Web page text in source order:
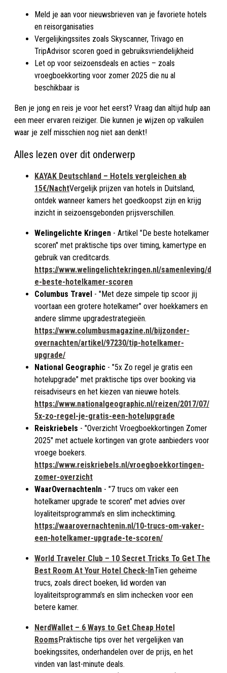
Meld je aan voor nieuwsbrieven van je favoriete hotels
en reisorganisaties
Vergelijkingssites zoals Skyscanner, Trivago en
TripAdvisor scoren goed in gebruiksvriendelijkheid
Let op voor seizoensdeals en acties – zoals
vroegboekkorting voor zomer 2025 die nu al
beschikbaar is
Ben je jong en reis je voor het eerst? Vraag dan altijd hulp aan
een meer ervaren reiziger. Die kunnen je wijzen op valkuilen
waar je zelf misschien nog niet aan denkt!
Alles lezen over dit onderwerp
KAYAK Deutschland – Hotels vergleichen ab
15€/NachtVergelijk prijzen van hotels in Duitsland,
ontdek wanneer kamers het goedkoopst zijn en krijg
inzicht in seizoensgebonden prijsverschillen.
Welingelichte Kringen - Artikel "De beste hotelkamer
scoren" met praktische tips over timing, kamertype en
gebruik van creditcards.
https://www.welingelichtekringen.nl/samenleving/d
e-beste-hotelkamer-scoren
Columbus Travel - "Met deze simpele tip scoor jij
voortaan een grotere hotelkamer" over hoekkamers en
andere slimme upgradestrategieën.
https://www.columbusmagazine.nl/bijzonder-
overnachten/artikel/97230/tip-hotelkamer-
upgrade/
National Geographic - "5x Zo regel je gratis een
hotelupgrade" met praktische tips over booking via
reisadviseurs en het kiezen van nieuwe hotels.
https://www.nationalgeographic.nl/reizen/2017/07/
5x-zo-regel-je-gratis-een-hotelupgrade
Reiskriebels - "Overzicht Vroegboekkortingen Zomer
2025" met actuele kortingen van grote aanbieders voor
vroege boekers.
https://www.reiskriebels.nl/vroegboekkortingen-
zomer-overzicht
WaarOvernachtenIn - "7 trucs om vaker een
hotelkamer upgrade te scoren" met advies over
loyaliteitsprogramma's en slim inchecktiming.
https://waarovernachtenin.nl/10-trucs-om-vaker-
een-hotelkamer-upgrade-te-scoren/
World Traveler Club – 10 Secret Tricks To Get The
Best Room At Your Hotel Check-InTien geheime
trucs, zoals direct boeken, lid worden van
loyaliteitsprogramma’s en slim inchecken voor een
betere kamer.
NerdWallet – 6 Ways to Get Cheap Hotel
Rooms Praktische tips over het vergelijken van
boekingssites, onderhandelen over de prijs, en het
vinden van last-minute deals.